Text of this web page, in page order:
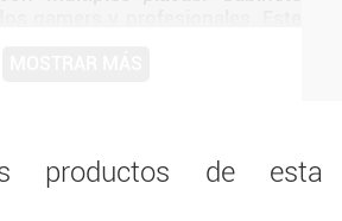
verificar medidas,
y compatibilidad con el
productos de esta